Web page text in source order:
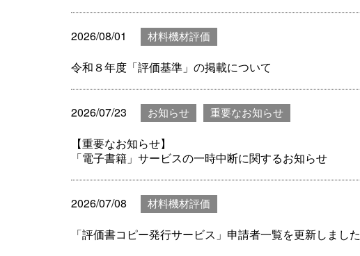
2026/08/01 材料機材評価
令和８年度「評価基準」の掲載について
2026/07/23 お知らせ 重要なお知らせ
【重要なお知らせ】
「電子書籍」サービスの一時中断に関するお知らせ
2026/07/08 材料機材評価
「評価書コピー発行サービス」申請者一覧を更新しました